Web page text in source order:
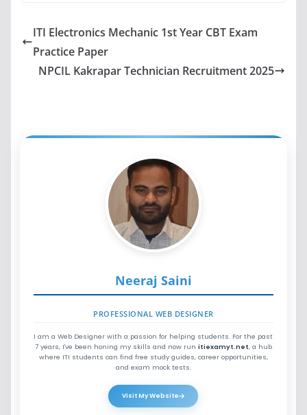
ITI Electronics Mechanic 1st Year CBT Exam
Practice Paper
NPCIL Kakrapar Technician Recruitment 2025
Neeraj Saini
PROFESSIONAL WEB DESIGNER
I am a Web Designer with a passion for helping students. For the past
7 years, I've been honing my skills and now run itiexamyt.net, a hub
where ITI students can find free study guides, career opportunities,
and exam mock tests.
Visit My Website